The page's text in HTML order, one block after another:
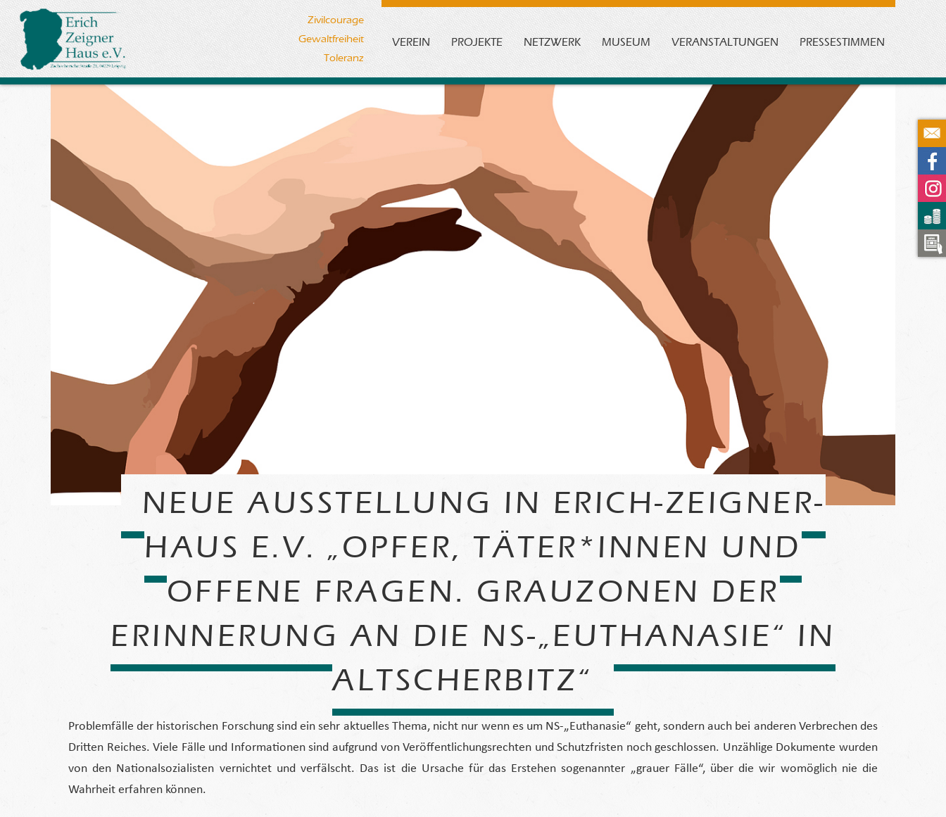
VEREIN PROJEKTE NETZWERK MUSEUM VERANSTALTUNGEN PRESSESTIMMEN
Zivilcourage
Gewaltfreiheit
Toleranz
NEUE AUSSTELLUNG IN ERICH-ZEIGNER-
HAUS E.V. „OPFER, TÄTER*INNEN UND
OFFENE FRAGEN. GRAUZONEN DER
ERINNERUNG AN DIE NS-„EUTHANASIE“ IN
ALTSCHERBITZ“
Problemfälle der historischen Forschung sind ein sehr aktuelles Thema, nicht nur wenn es um NS-„Euthanasie“ geht, sondern auch bei anderen Verbrechen des
Dritten Reiches. Viele Fälle und Informationen sind aufgrund von Veröffentlichungsrechten und Schutzfristen noch geschlossen. Unzählige Dokumente wurden
von den Nationalsozialisten vernichtet und verfälscht. Das ist die Ursache für das Erstehen sogenannter „grauer Fälle“, über die wir womöglich nie die
Wahrheit erfahren können.